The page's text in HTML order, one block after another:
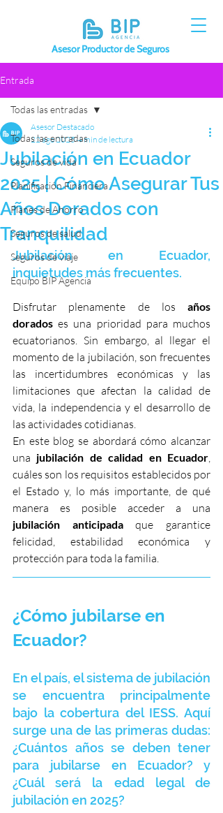
Asesor Productor de Seguros
Entrada
Todas las entradas
Seguros de vida
Planificación Financiera
Planes de Ahorro
Seguros de salud
Seguros de viaje
Equipo BIP Agencia
Todas las entradas
Jubilación en Ecuador
2025 | Cómo Asegurar Tus
Años Dorados con
Tranquilidad
Asesor Destacado
22 ago 2025 4 min de lectura
Jubilación en Ecuador,
inquietudes más frecuentes.
Disfrutar plenamente de los años
dorados es una prioridad para muchos
ecuatorianos. Sin embargo, al llegar el
momento de la jubilación, son frecuentes
las incertidumbres económicas y las
limitaciones que afectan la calidad de
vida, la independencia y el desarrollo de
las actividades cotidianas.
En este blog se abordará cómo alcanzar
una jubilación de calidad en Ecuador,
cuáles son los requisitos establecidos por
el Estado y, lo más importante, de qué
jubilación anticipada que garantice
felicidad, estabilidad económica y
protección para toda la familia.
¿Cómo jubilarse en
Ecuador?
En el país, el sistema de jubilación
se encuentra principalmente
bajo la cobertura del IESS. Aquí
surge una de las primeras dudas:
¿Cuántos años se deben tener
para jubilarse en Ecuador? y
¿Cuál será la edad legal de
jubilación en 2025?